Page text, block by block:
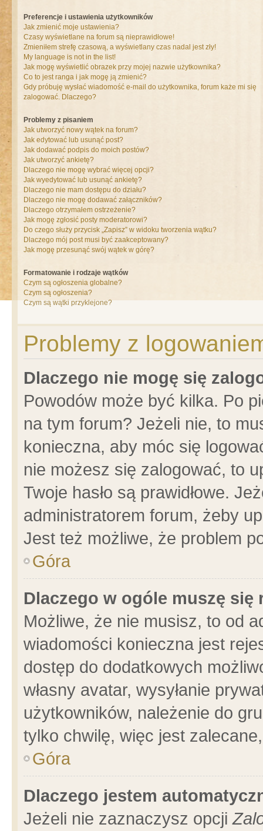
Preferencje i ustawienia użytkowników
Jak zmienić moje ustawienia?
Czasy wyświetlane na forum są nieprawidłowe!
Zmieniłem strefę czasową, a wyświetlany czas nadal jest zły!
My language is not in the list!
Jak mogę wyświetlić obrazek przy mojej nazwie użytkownika?
Co to jest ranga i jak mogę ją zmienić?
Gdy próbuję wysłać wiadomość e-mail do użytkownika, forum każe mi się
zalogować. Dlaczego?
Problemy z pisaniem
Jak utworzyć nowy wątek na forum?
Jak edytować lub usunąć post?
Jak dodawać podpis do moich postów?
Jak utworzyć ankietę?
Dlaczego nie mogę wybrać więcej opcji?
Jak wyedytować lub usunąć ankietę?
Dlaczego nie mam dostępu do działu?
Dlaczego nie mogę dodawać załączników?
Dlaczego otrzymałem ostrzeżenie?
Jak mogę zgłosić posty moderatorowi?
Do czego służy przycisk „Zapisz” w widoku tworzenia wątku?
Dlaczego mój post musi być zaakceptowany?
Jak mogę przesunąć swój wątek w górę?
Formatowanie i rodzaje wątków
Czym są ogłoszenia globalne?
Czym są ogłoszenia?
Czym są wątki przyklejone?
Problemy z
Dlaczego nie mogę się
Powodów może być kilka. Po
na tym forum? Jeżeli nie, to
konieczna, aby móc się
nie możesz się zalogować, to
Twoje hasło są prawidłowe.
administratorem forum, żeby
Jest też możliwe, że problem
Góra
Dlaczego w ogóle muszę się
Możliwe, że nie musisz, to od
wiadomości konieczna jest
dostęp do dodatkowych
własny avatar, wysyłanie
użytkowników, należenie do
tylko chwilę, więc jest
Góra
Dlaczego jestem
Jeżeli nie zaznaczysz opcji